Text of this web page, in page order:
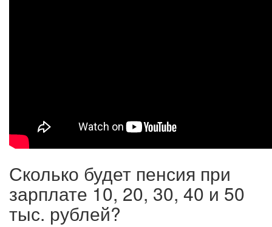
Сколько будет пенсия при
зарплате 10, 20, 30, 40 и 50
тыс. рублей?